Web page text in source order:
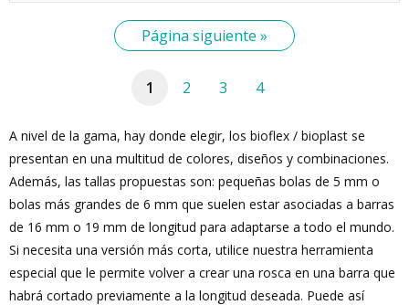
Página siguiente »
1 2 3 4
A nivel de la gama, hay donde elegir, los bioflex / bioplast se
presentan en una multitud de colores, diseños y combinaciones.
Además, las tallas propuestas son: pequeñas bolas de 5 mm o
bolas más grandes de 6 mm que suelen estar asociadas a barras
de 16 mm o 19 mm de longitud para adaptarse a todo el mundo.
Si necesita una versión más corta, utilice nuestra herramienta
especial que le permite volver a crear una rosca en una barra que
habrá cortado previamente a la longitud deseada. Puede así